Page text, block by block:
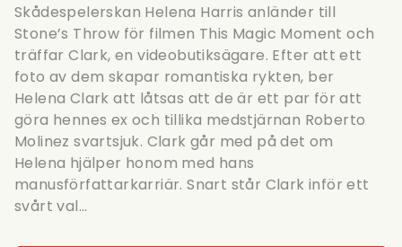
Skådespelerskan Helena Harris anländer till
Stone’s Throw för filmen This Magic Moment och
träffar Clark, en videobutiksägare. Efter att ett
foto av dem skapar romantiska rykten, ber
Helena Clark att låtsas att de är ett par för att
göra hennes ex och tillika medstjärnan Roberto
Molinez svartsjuk. Clark går med på det om
Helena hjälper honom med hans
manusförfattarkarriär. Snart står Clark inför ett
svårt val...